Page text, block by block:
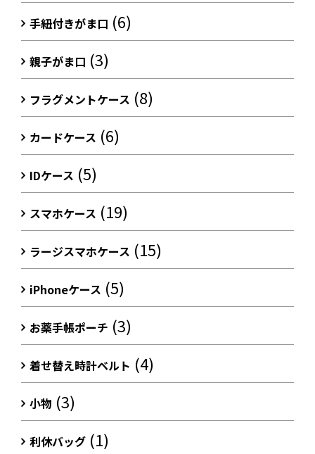
手紐付きがま口 (6)
親子がま口 (3)
フラグメントケース (8)
カードケース (6)
IDケース (5)
スマホケース (19)
ラージスマホケース (15)
iPhoneケース (5)
お薬手帳ポーチ (3)
着せ替え時計ベルト (4)
小物 (3)
利休バッグ (1)